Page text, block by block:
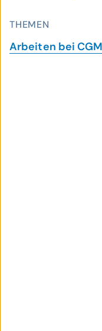
THEMEN
Arbeiten bei CGM